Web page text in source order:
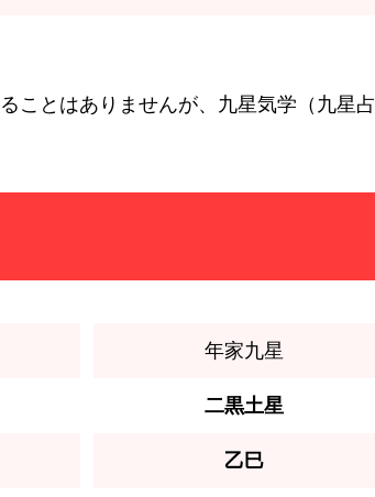
ことはありませんが、九星気学（九星占
年家九星
二黒土星
乙巳